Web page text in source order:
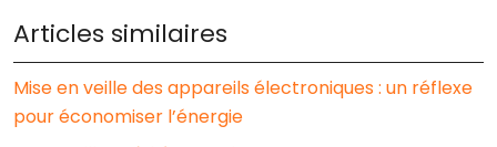
Articles similaires
Mise en veille des appareils électroniques : un réflexe
pour économiser l’énergie